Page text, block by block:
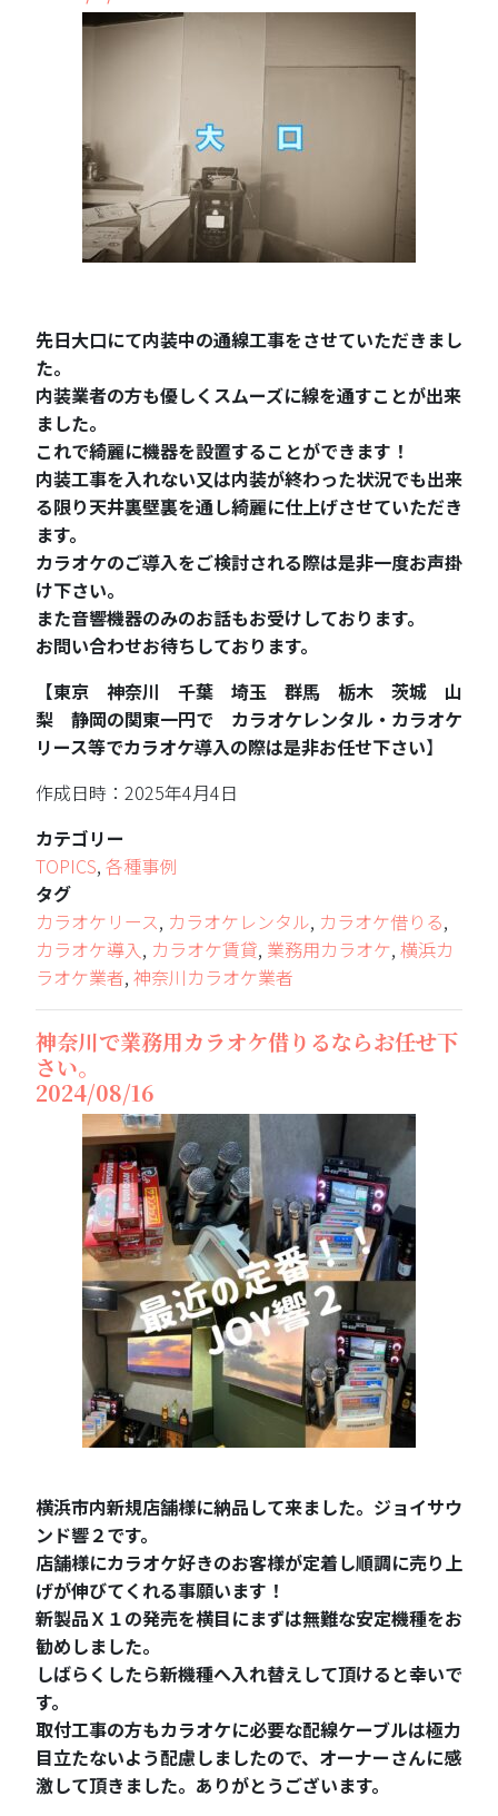
先日大口にて内装中の通線工事をさせていただきまし
た。
内装業者の方も優しくスムーズに線を通すことが出来
ました。
これで綺麗に機器を設置することができます！
内装工事を入れない又は内装が終わった状況でも出来
る限り天井裏壁裏を通し綺麗に仕上げさせていただき
ます。
カラオケのご導入をご検討される際は是非一度お声掛
け下さい。
また音響機器のみのお話もお受けしております。
お問い合わせお待ちしております。
【東京 神奈川 千葉 埼玉 群馬 栃木 茨城 山
梨 静岡の関東一円で カラオケレンタル・カラオケ
リース等でカラオケ導入の際は是非お任せ下さい】
作成日時：2025年4月4日
カテゴリー
TOPICS, 各種事例
タグ
カラオケリース, カラオケレンタル, カラオケ借りる,
カラオケ導入, カラオケ賃貸, 業務用カラオケ, 横浜カ
ラオケ業者, 神奈川カラオケ業者
神奈川で業務用カラオケ借りるならお任せ下
さい。
2024/08/16
横浜市内新規店舗様に納品して来ました。ジョイサウ
ンド響２です。
店舗様にカラオケ好きのお客様が定着し順調に売り上
げが伸びてくれる事願います！
新製品Ｘ１の発売を横目にまずは無難な安定機種をお
勧めしました。
しばらくしたら新機種へ入れ替えして頂けると幸いで
す。
取付工事の方もカラオケに必要な配線ケーブルは極力
目立たないよう配慮しましたので、オーナーさんに感
激して頂きました。ありがとうございます。